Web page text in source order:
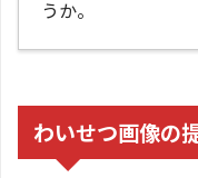
うか。
わいせつ画像の